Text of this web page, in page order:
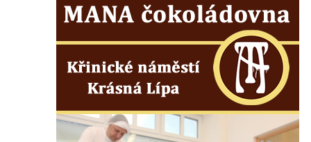
Žernosekách
Kaple svatého Huberta u hradiště Hrádek u
Libochovan
Kostel Narození Panny Marie v
Libochovanech